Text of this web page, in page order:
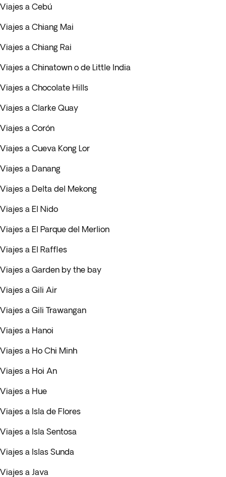
Viajes a Cebú
Viajes a Chiang Mai
Viajes a Chiang Rai
Viajes a Chinatown o de Little India
Viajes a Chocolate Hills
Viajes a Clarke Quay
Viajes a Corón
Viajes a Cueva Kong Lor
Viajes a Danang
Viajes a Delta del Mekong
Viajes a El Nido
Viajes a El Parque del Merlion
Viajes a El Raffles
Viajes a Garden by the bay
Viajes a Gili Air
Viajes a Gili Trawangan
Viajes a Hanoi
Viajes a Ho Chi Minh
Viajes a Hoi An
Viajes a Hue
Viajes a Isla de Flores
Viajes a Isla Sentosa
Viajes a Islas Sunda
Viajes a Java